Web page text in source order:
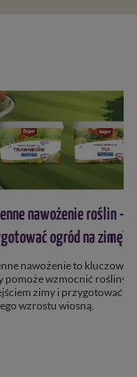
nawożenie roślin –
ogród na zimę?
nawożenie to kluczowy
wzmocnić rośliny przed
zimy i przygotować je
bujnego wzrostu wiosną.